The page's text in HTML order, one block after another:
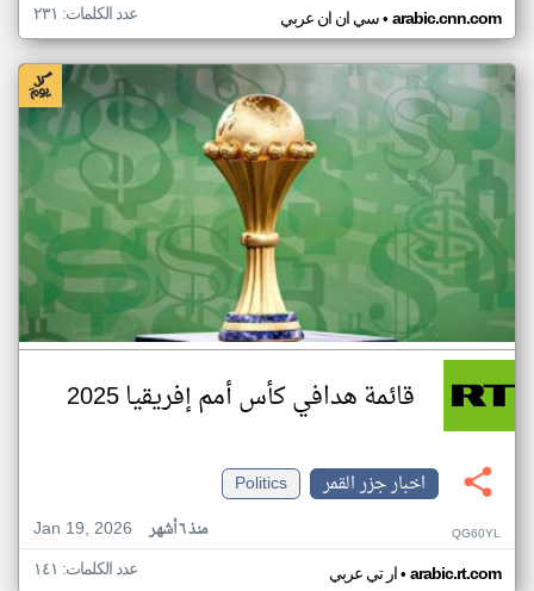
سي ان ان عربي• arabic.cnn.com عدد الكلمات: ٢٣١
قائمة هدافي كأس أمم إفريقيا 2025
اخبار جزر القمر
Politics
Jan 19, 2026
منذ ٦ أشهر QG60YL
ار تي عربي• arabic.rt.com عدد الكلمات: ١٤١